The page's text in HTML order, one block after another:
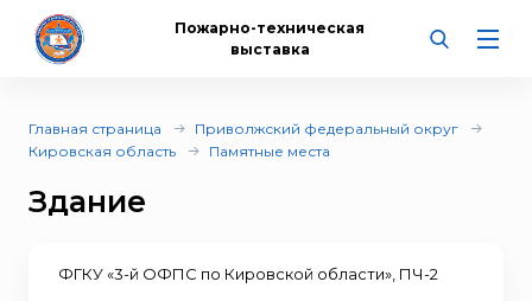
Пожарно-техническая
выставка
Главная страница
Приволжский федеральный округ
Кировская область
Памятные места
Здание
ФГКУ «3-й ОФПС по Кировской области», ПЧ-2